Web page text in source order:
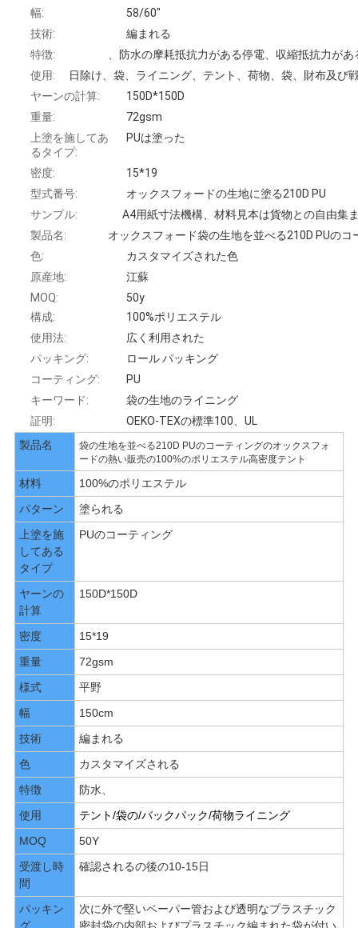
引
金
を
求
め
て
く
だ
さ
い
地
図
PRIVACY
POLICY
幅:
58/60"
技術:
編まれる
特徴:
使用:
ヤーンの計算:
150D*150D
重量:
72gsm
上塗を施してあ
るタイプ:
PUは塗った
密度:
15*19
型式番号:
オックスフォードの生地に塗る210D PU
サンプル:
製品名:
色:
カスタマイズされた色
原産地:
江蘇
MOQ:
50y
構成:
100%ポリエステル
使用法:
広く利用された
パッキング:
ロール パッキング
コーティング:
PU
キーワード:
袋の生地のライニング
証明:
OEKO-TEXの標準100、UL
製品名
袋の生地を並べる210D PUのコーティングのオックスフォ
ードの熱い販売の100%のポリエステル高密度テント
材料
100%のポリエステル
パターン
塗られる
上塗を施
してある
タイプ
PUのコーティング
ヤーンの
計算
150D*150D
密度
15*19
重量
72gsm
様式
平野
幅
150cm
技術
編まれる
色
カスタマイズされる
特徴
防水、
使用
テント/袋の/バックパック/荷物ライニング
MOQ
50Y
受渡し時
間
確認されるの後の10-15日
パッキン
次に外で堅いペーパー管および透明なプラスチック